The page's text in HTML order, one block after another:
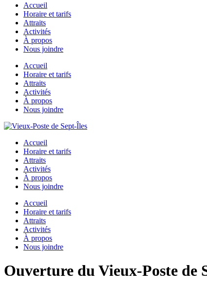
Accueil
Horaire et tarifs
Attraits
Activités
À propos
Nous joindre
Accueil
Horaire et tarifs
Attraits
Activités
À propos
Nous joindre
Accueil
Horaire et tarifs
Attraits
Activités
À propos
Nous joindre
Accueil
Horaire et tarifs
Attraits
Activités
À propos
Nous joindre
Ouverture du Vieux-Poste de